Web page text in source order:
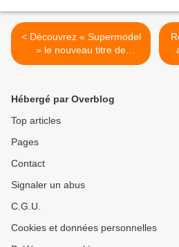
< Découvrez « Supermodel
» le nouveau titre de
Måneskin !
Hébergé par Overblog
Top articles
Pages
Contact
Signaler un abus
C.G.U.
Cookies et données personnelles